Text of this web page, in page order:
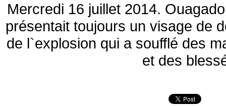
Mercredi 16 juillet 2014.
présentait toujours un visage de
de l`explosion qui a soufflé des
et des